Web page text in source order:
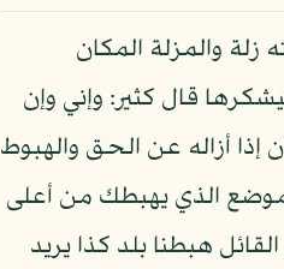
والمزلة المكان
قال كثير: وإني وإن
إذا أزاله عن الحق والهبوط
الذي يهبطك من أعلى
هبطنا بلد كذا يريد